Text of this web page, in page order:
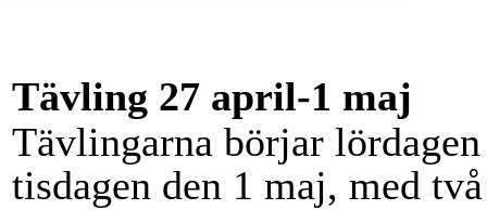
Tävling 27 april-1 maj
Tävlingarna börjar
tisdagen den 1 maj, med